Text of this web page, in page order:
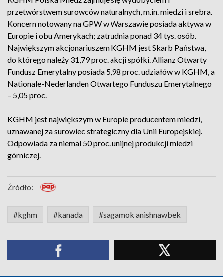
przetwórstwem surowców naturalnych, m.in. miedzi i srebra.
Koncern notowany na GPW w Warszawie posiada aktywa w
Europie i obu Amerykach; zatrudnia ponad 34 tys. osób.
Największym akcjonariuszem KGHM jest Skarb Państwa,
do którego należy 31,79 proc. akcji spółki. Allianz Otwarty
Fundusz Emerytalny posiada 5,98 proc. udziałów w KGHM, a
Nationale-Nederlanden Otwartego Funduszu Emerytalnego
– 5,05 proc.
KGHM jest największym w Europie producentem miedzi,
uznawanej za surowiec strategiczny dla Unii Europejskiej.
Odpowiada za niemal 50 proc. unijnej produkcji miedzi
górniczej.
Źródło:
#kghm #kanada #sagamok anishnawbek